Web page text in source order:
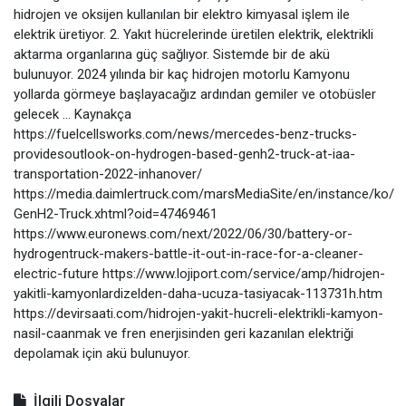
hidrojen ve oksijen kullanılan bir elektro kimyasal işlem ile
elektrik üretiyor. 2. Yakıt hücrelerinde üretilen elektrik, elektrikli
aktarma organlarına güç sağlıyor. Sistemde bir de akü
bulunuyor. 2024 yılında bir kaç hidrojen motorlu Kamyonu
yollarda görmeye başlayacağız ardından gemiler ve otobüsler
gelecek … Kaynakça
https://fuelcellsworks.com/news/mercedes-benz-trucks-
providesoutlook-on-hydrogen-based-genh2-truck-at-iaa-
transportation-2022-inhanover/
https://media.daimlertruck.com/marsMediaSite/en/instance/ko/
GenH2-Truck.xhtml?oid=47469461
https://www.euronews.com/next/2022/06/30/battery-or-
hydrogentruck-makers-battle-it-out-in-race-for-a-cleaner-
electric-future https://www.lojiport.com/service/amp/hidrojen-
yakitli-kamyonlardizelden-daha-ucuza-tasiyacak-113731h.htm
https://devirsaati.com/hidrojen-yakit-hucreli-elektrikli-kamyon-
nasil-caanmak ve fren enerjisinden geri kazanılan elektriği
depolamak için akü bulunuyor.
İlgili Dosyalar